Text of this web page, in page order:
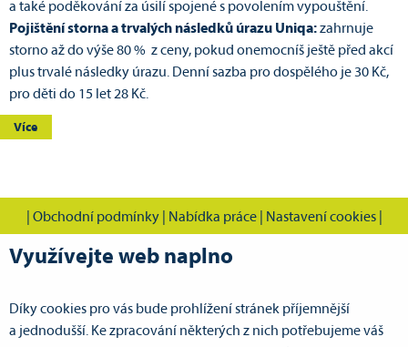
a také poděkování za úsilí spojené s povolením vypouštění.
Pojištění storna a trvalých následků úrazu Uniqa:zahrnuje
storno až do výše 80 % z ceny, pokud onemocníš ještě před akcí
plus trvalé následky úrazu. Denní sazba pro dospělého je 30 Kč,
pro děti do 15 let 28 Kč.
Více
Obchodní podmínky| Nabídka práce| Nastavení cookies|
CVOK s.r.o., Cestovní vodácká kancelář Pardubice
Doubravická 386
Využívejte web naplno
Díky cookies pro vás bude prohlížení stránek příjemnější
a jednodušší. Ke zpracování některých z nich potřebujeme váš